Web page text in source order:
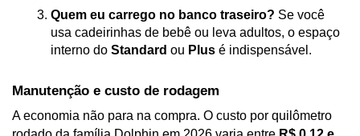
Quem eu carrego no banco traseiro? Se você
usa cadeirinhas de bebê ou leva adultos, o espaço
interno do Standard ou Plus é indispensável.
Manutenção e custo de rodagem
A economia não para na compra. O custo por quilômetro